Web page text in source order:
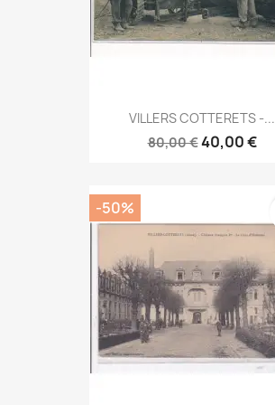
VILLERS COTTERETS -...
80,00 €40,00 €
-50%